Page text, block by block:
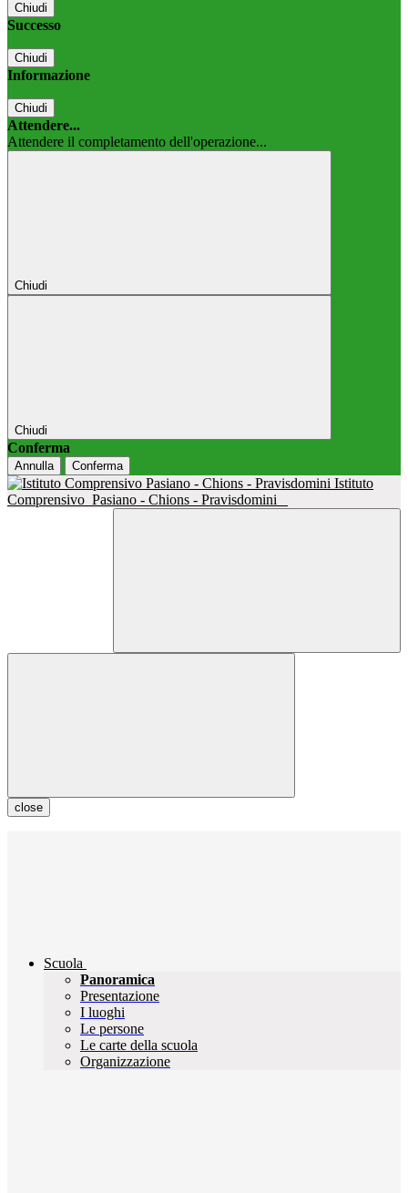
Chiudi
Successo
Chiudi
Informazione
Chiudi
Attendere...
Attendere il completamento dell'operazione...
Chiudi
Chiudi
Conferma
Annulla Conferma
Istituto
Comprensivo Pasiano - Chions - Pravisdomini
close
Scuola
Panoramica
Presentazione
I luoghi
Le persone
Le carte della scuola
Organizzazione